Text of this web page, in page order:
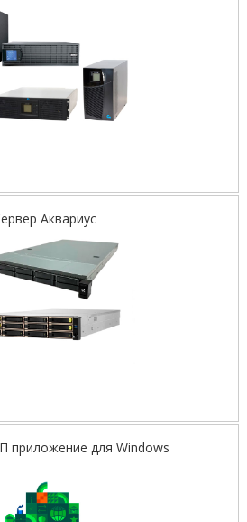
Аквариус
приложение для Windows